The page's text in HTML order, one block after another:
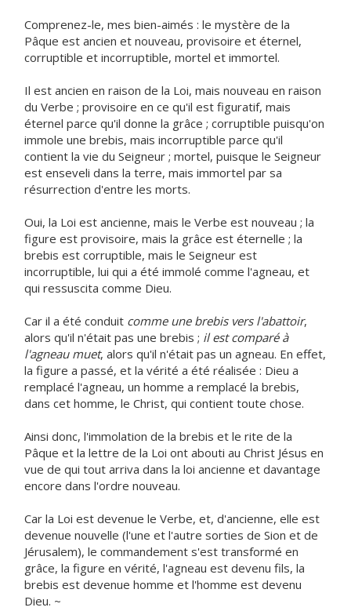
Comprenez-le, mes bien-aimés : le mystère de la
Pâque est ancien et nouveau, provisoire et éternel,
corruptible et incorruptible, mortel et immortel.
Il est ancien en raison de la Loi, mais nouveau en raison
du Verbe ; provisoire en ce qu'il est figuratif, mais
éternel parce qu'il donne la grâce ; corruptible puisqu'on
immole une brebis, mais incorruptible parce qu'il
contient la vie du Seigneur ; mortel, puisque le Seigneur
est enseveli dans la terre, mais immortel par sa
résurrection d'entre les morts.
Oui, la Loi est ancienne, mais le Verbe est nouveau ; la
figure est provisoire, mais la grâce est éternelle ; la
brebis est corruptible, mais le Seigneur est
incorruptible, lui qui a été immolé comme l'agneau, et
qui ressuscita comme Dieu.
Car il a été conduit comme une brebis vers l'abattoir,
alors qu'il n'était pas une brebis ; il est comparé à
l'agneau muet, alors qu'il n'était pas un agneau. En effet,
la figure a passé, et la vérité a été réalisée : Dieu a
remplacé l'agneau, un homme a remplacé la brebis,
dans cet homme, le Christ, qui contient toute chose.
Ainsi donc, l'immolation de la brebis et le rite de la
Pâque et la lettre de la Loi ont abouti au Christ Jésus en
vue de qui tout arriva dans la loi ancienne et davantage
encore dans l'ordre nouveau.
Car la Loi est devenue le Verbe, et, d'ancienne, elle est
devenue nouvelle (l'une et l'autre sorties de Sion et de
Jérusalem), le commandement s'est transformé en
grâce, la figure en vérité, l'agneau est devenu fils, la
brebis est devenue homme et l'homme est devenu
Dieu. ~